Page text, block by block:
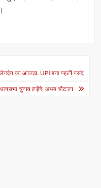
लेनदेन का आंकड़ा, UPI बना पहली पसंद
चुनाव लड़ेंगे: अभय चौटाला